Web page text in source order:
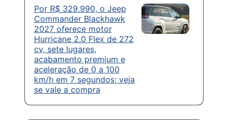
Por R$ 329.990, o Jeep
Commander Blackhawk
2027 oferece motor
Hurricane 2.0 Flex de 272
cv, sete lugares,
acabamento premium e
aceleração de 0 a 100
km/h em 7 segundos; veja
se vale a compra